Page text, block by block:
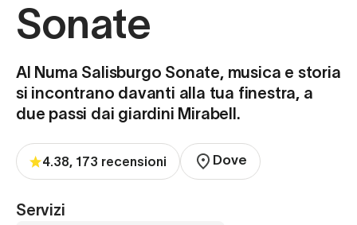
Sonate
Al Numa Salisburgo Sonate, musica e storia
si incontrano davanti alla tua finestra, a
due passi dai giardini Mirabell.
4.38, 173 recensioni Dove
Servizi